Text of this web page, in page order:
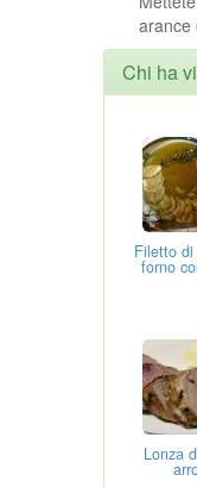
arance
Chi ha
Filetto
forno
Lonza